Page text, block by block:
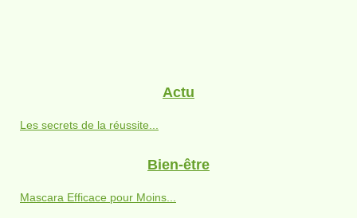
Actu
Les secrets de la réussite...
Bien-être
Mascara Efficace pour Moins...